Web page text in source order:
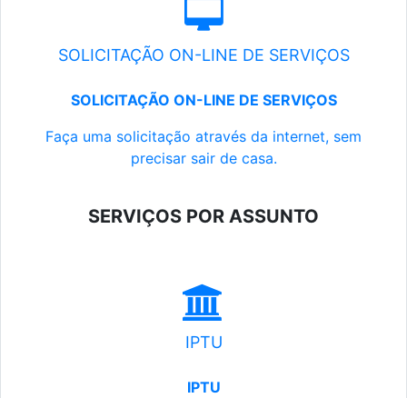
SOLICITAÇÃO ON-LINE DE SERVIÇOS
SOLICITAÇÃO ON-LINE DE SERVIÇOS
Faça uma solicitação através da internet, sem
precisar sair de casa.
SERVIÇOS POR ASSUNTO
IPTU
IPTU